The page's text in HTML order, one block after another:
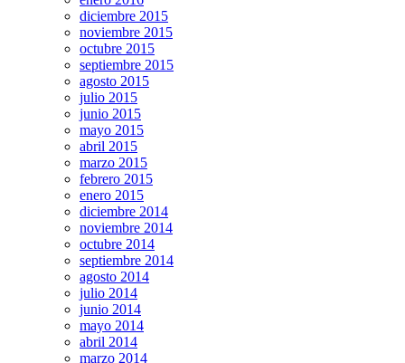
diciembre 2015
noviembre 2015
octubre 2015
septiembre 2015
agosto 2015
julio 2015
junio 2015
mayo 2015
abril 2015
marzo 2015
febrero 2015
enero 2015
diciembre 2014
noviembre 2014
octubre 2014
septiembre 2014
agosto 2014
julio 2014
junio 2014
mayo 2014
abril 2014
marzo 2014